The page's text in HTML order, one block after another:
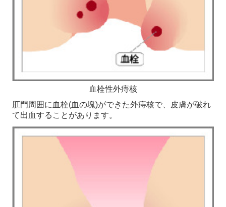
血栓性外痔核
肛門周囲に血栓(血の塊)ができた外痔核で、皮膚が破れ
て出血することがあります。